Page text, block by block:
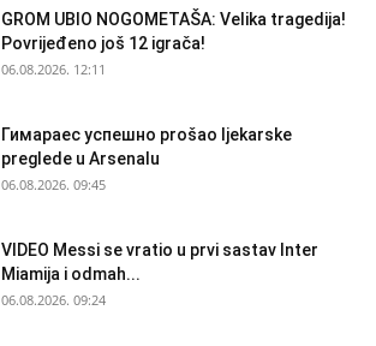
GROM UBIO NOGOMETAŠA: Velika tragedija!
Povrijeđeno još 12 igrača!
06.08.2026. 12:11
Гимараеc успешно prošao ljekarske
preglede u Arsenalu
06.08.2026. 09:45
VIDEO Messi se vratio u prvi sastav Inter
Miamija i odmah...
06.08.2026. 09:24